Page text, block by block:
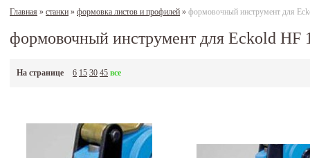
Главная » станки » формовка листов и профилей » формовочный инструмент для
формовочный инструмент для Eckold HF
На странице 6 15 30 45 все